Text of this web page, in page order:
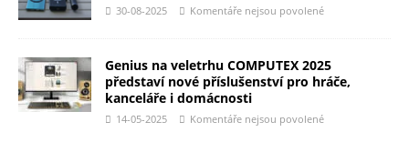
30-08-2025 Komentáře nejsou povolené
Genius na veletrhu COMPUTEX 2025
představí nové příslušenství pro hráče,
kanceláře i domácnosti
14-05-2025 Komentáře nejsou povolené